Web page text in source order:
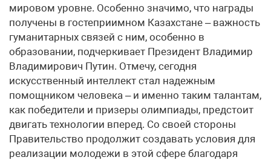
мировом уровне. Особенно значимо, что награды
получены в гостеприимном Казахстане – важность
гуманитарных связей с ним, особенно в
образовании, подчеркивает Президент Владимир
Владимирович Путин. Отмечу, сегодня
искусственный интеллект стал надежным
помощником человека – и именно таким талантам,
как победители и призеры олимпиады, предстоит
двигать технологии вперед. Со своей стороны
Правительство продолжит создавать условия для
реализации молодежи в этой сфере благодаря